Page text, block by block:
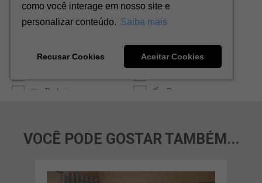
VOCÊ PODE GOSTAR TAMBÉM...